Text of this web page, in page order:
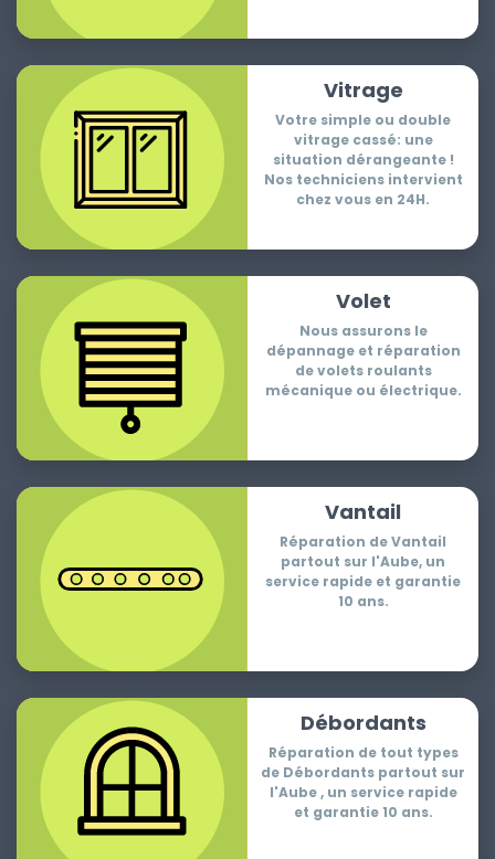
Vitrage
Votre simple ou double
vitrage cassé: une
situation dérangeante !
Nos techniciens intervient
chez vous en 24H.
Volet
Nous assurons le
dépannage et réparation
de volets roulants
mécanique ou électrique.
Vantail
Réparation de Vantail
partout sur l'Aube, un
service rapide et garantie
10 ans.
Débordants
Réparation de tout types
de Débordants partout sur
l'Aube , un service rapide
et garantie 10 ans.